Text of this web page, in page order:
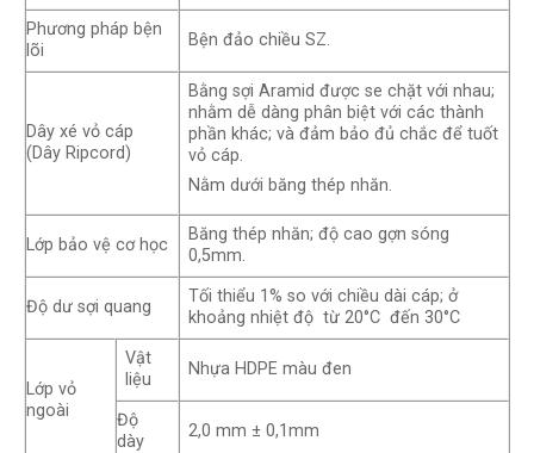
Phương pháp bện
lõi
Bện đảo chiều SZ.
Dây xé vỏ cáp
(Dây Ripcord)
Bằng sợi Aramid được se chặt với nhau;
nhằm dễ dàng phân biệt với các thành
phần khác; và đảm bảo đủ chắc để tuốt
vỏ cáp.
Nằm dưới băng thép nhăn.
Lớp bảo vệ cơ học
Băng thép nhăn; độ cao gợn sóng
0,5mm.
Độ dư sợi quang
Tối thiểu 1% so với chiều dài cáp; ở
khoảng nhiệt độ từ 20°C đến 30°C
Lớp vỏ
ngoài
Vật
liệu
Nhựa HDPE màu đen
Độ
dày
2,0 mm ± 0,1mm